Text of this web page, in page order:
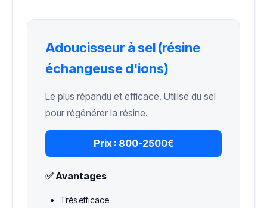
Adoucisseur à sel (résine
échangeuse d'ions)
Le plus répandu et efficace. Utilise du sel
pour régénérer la résine.
Prix : 800-2500€
✅ Avantages
Très efficace